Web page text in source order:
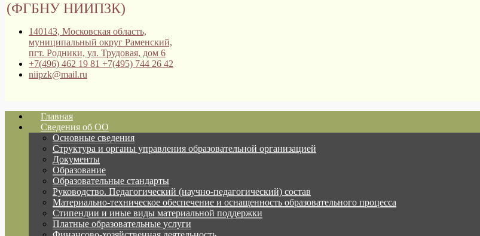
(ФГБНУ НИИПЗК)
140143, Московская область,
муниципальный округ Раменский,
пгт. Родники, ул. Трудовая, дом 6
+7(496) 462 19 81 +7(495) 744 26 42
niipzk@mail.ru
Главная
Сведения об ОО
Основные сведения
Структура и органы управления образовательной организацией
Документы
Образование
Образовательные стандарты
Руководство. Педагогический (научно-педагогический) состав
Материально-техническое обеспечение и оснащенность образовательного процесса
Стипендии и иные виды материальной поддержки
Платные образовательные услуги